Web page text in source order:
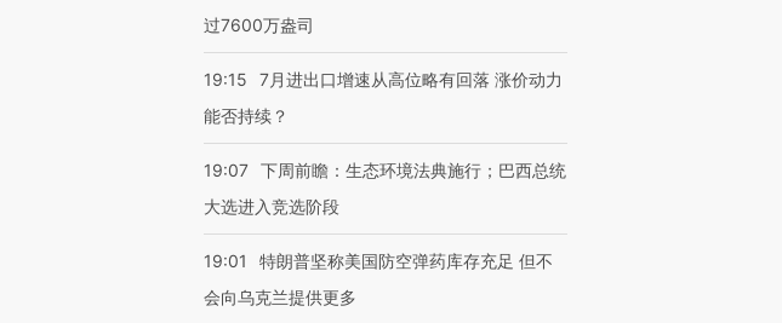
过7600万盎司
19:15
7月进出口增速从高位略有回落 涨价动力
能否持续？
19:07 下周前瞻：生态环境法典施行；巴西总统
大选进入竞选阶段
19:01
特朗普坚称美国防空弹药库存充足 但不
会向乌克兰提供更多